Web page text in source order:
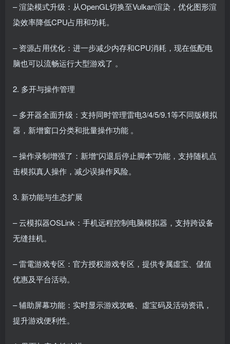
– 渲染模式升级：从OpenGL切换至Vulkan渲染，优化图形渲
染效率降低CPU占用和功耗。
– 资源占用优化：进一步减少内存和CPU消耗，现在低配电
脑也可以流畅运行大型游戏了 。
2. 多开与操作管理
– 多开器全面升级：支持同时管理雷电3/4/5/9.1等不同版模拟
器，新增窗口分类和批量操作功能 。
– 操作录制增强了：新增“闪退后停止脚本”功能，支持随机点
击模拟真人操作，减少误操作风险。
3. 新功能与生态扩展
– 云模拟器OSLink：手机远程控制电脑模拟器，支持跨设备
无缝挂机。
– 雷電游戏专区：官方授权游戏专区，提供专属虛宝、儲值
优惠及平台活动。
– 辅助屏幕功能：实时显示游戏攻略、虛宝码及活动资讯，
提升游戏便利性。